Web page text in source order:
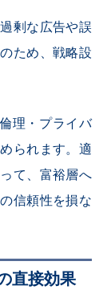
剰な広告や誤
ため、戦略設
理・プライバ
られます。適
て、富裕層へ
信頼性を損な
直接効果